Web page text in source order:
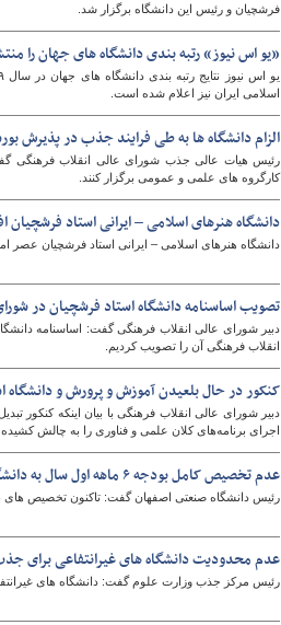
فرشچیان و رئیس این دانشگاه برگزار شد.
«یو اس نیوز» رتبه بندی دانشگاه های جهان را
اسلامی ایران نیز اعلام شده است.
الزام دانشگاه ها به طی فرایند جذب در پذیرش
رئیس هیات عالی جذب شورای عالی انقلاب فرهنگی
کارگروه های علمی و عمومی برگزار کنند.
دانشگاه هنرهای اسلامی – ایرانی استاد فرشچیان
دانشگاه هنرهای اسلامی – ایرانی استاد فرشچیان عصر
تصویب اساسنامه دانشگاه استاد فرشچیان در
دبیر شورای عالی انقلاب فرهنگی گفت: اساسنامه
انقلاب فرهنگی آن را تصویب کردیم.
کنکور در حال بلعیدن آموزش‌ و پرورش و
دبیر شورای عالی انقلاب فرهنگی با بیان اینکه
اجرای برنامه‌های کلان علمی و فناوری را به چالش
عدم تخصیص کامل بودجه ۶ ماهه اول سال به دانشگاه ها
رئیس دانشگاه صنعتی اصفهان گفت: تاکنون تخصیص های بودجه ای مربوط به ۶ ماهه اول سال به
عدم محدودیت دانشگاه های غیرانتفاعی برای
رئیس مرکز جذب وزارت علوم گفت: دانشگاه های